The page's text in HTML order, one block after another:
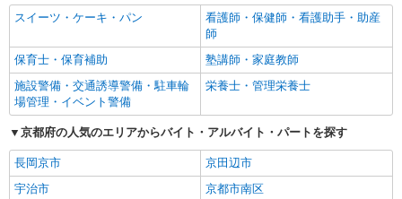
スイーツ・ケーキ・パン
看護師・保健師・看護助手・助産
師
保育士・保育補助
塾講師・家庭教師
施設警備・交通誘導警備・駐車輪
場管理・イベント警備
栄養士・管理栄養士
京都府の人気のエリアからバイト・アルバイト・パートを探す
長岡京市
京田辺市
宇治市
京都市南区